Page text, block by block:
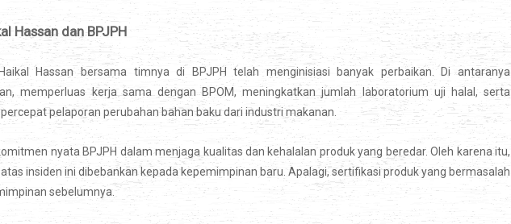
Hassan dan BPJPH
Hassan bersama timnya di BPJPH telah menginisiasi banyak perbaikan. Di antaranya
memperluas kerja sama dengan BPOM, meningkatkan jumlah laboratorium uji halal, serta
pelaporan perubahan bahan baku dari industri makanan.
nyata BPJPH dalam menjaga kualitas dan kehalalan produk yang beredar. Oleh karena itu,
insiden ini dibebankan kepada kepemimpinan baru. Apalagi, sertifikasi produk yang bermasalah
sebelumnya.